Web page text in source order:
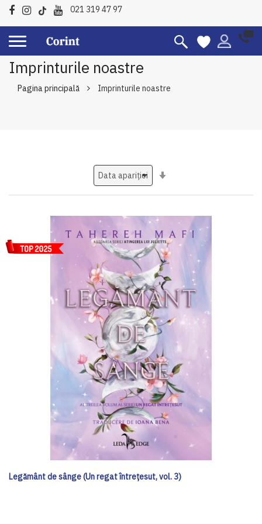
021 319 47 97
Imprinturile noastre
Pagina principală Imprinturile noastre
Legământ de sânge (Un regat întrețesut, vol. 3)